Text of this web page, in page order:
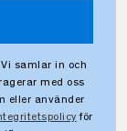
samlar in och
med oss
eller använder
för